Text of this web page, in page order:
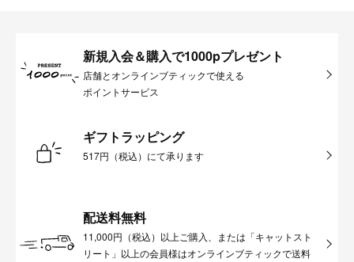
新規入会＆購入で1000pプレゼント
店舗とオンラインブティックで使える
ポイントサービス
ギフトラッピング
517円（税込）にて承ります
配送料無料
11,000円（税込）以上ご購入、または「キャットスト
リート」以上の会員様はオンラインブティックで送料